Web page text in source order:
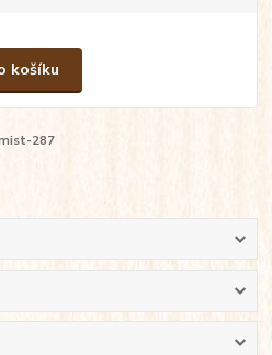
košíku
287